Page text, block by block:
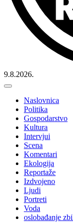
9.8.2026.
Naslovnica
Politika
Gospodarstvo
Kultura
Intervjui
Scena
Komentari
Ekologija
Reportaže
Izdvojeno
Ljudi
Portreti
Voda
oslobađanje